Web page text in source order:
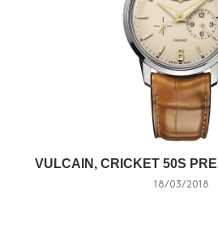
VULCAIN, CRICKET 50S
18/03/2018